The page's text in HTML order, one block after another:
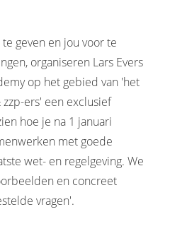
geven en jou voor te
organiseren Lars Evers
op het gebied van 'het
ers' een exclusief
hoe je na 1 januari
met goede
wet- en regelgeving. We
en concreet
vragen'.